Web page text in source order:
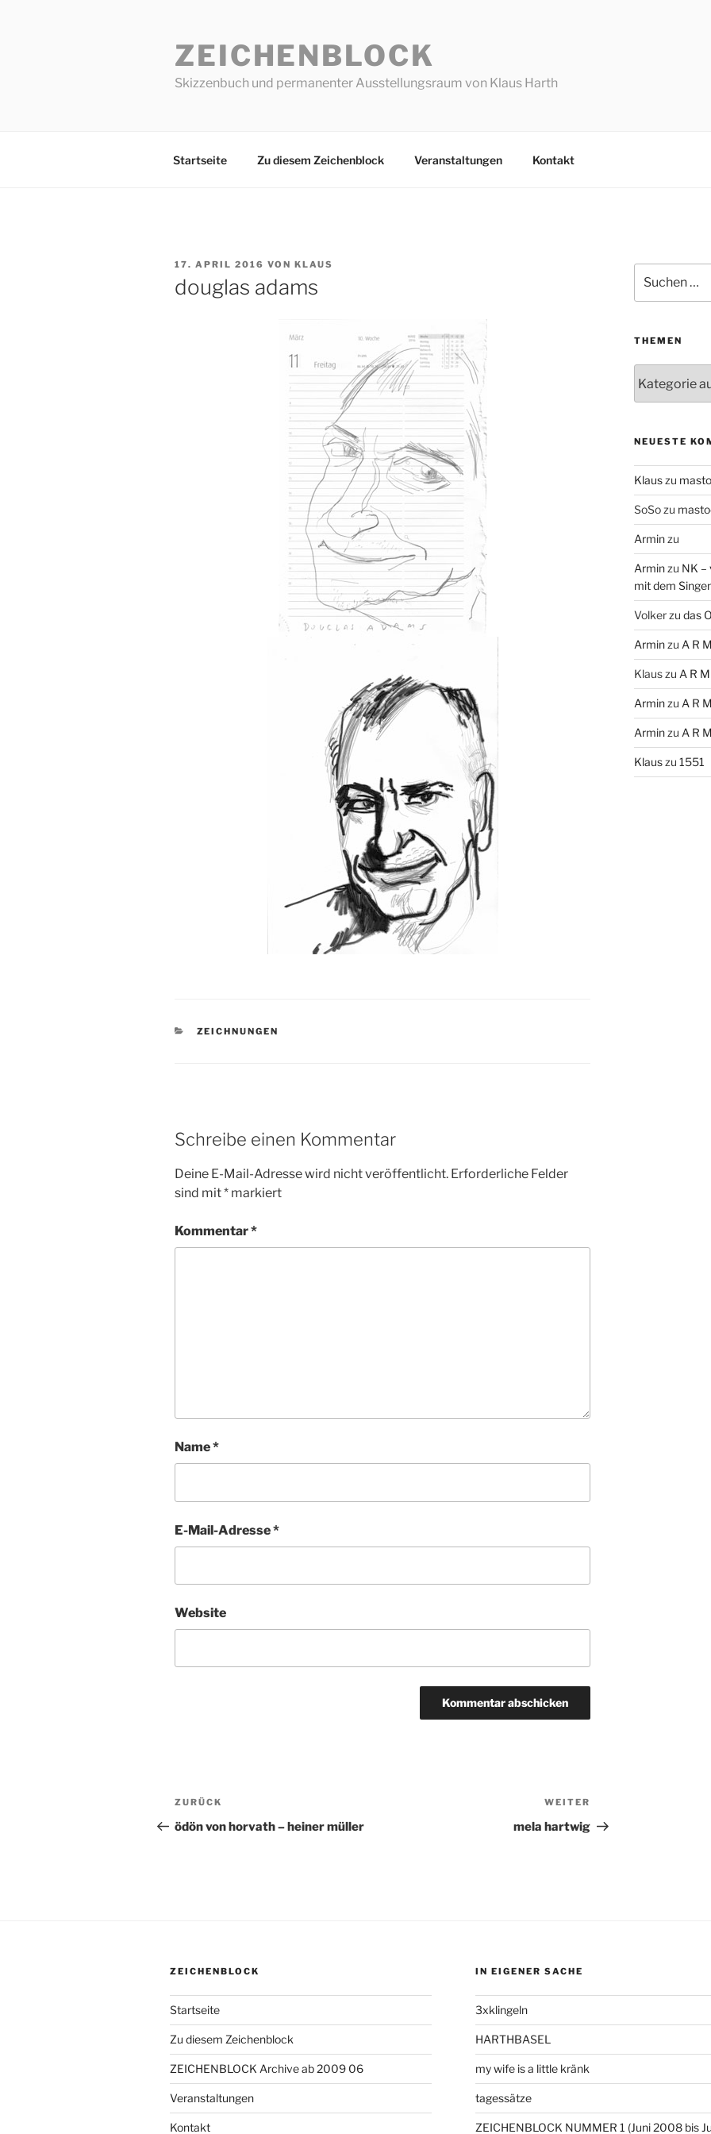
ZEICHENBLOCK
Skizzenbuch und permanenter Ausstellungsraum von Klaus Harth
Startseite Zu diesem Zeichenblock Veranstaltungen Kontakt
VERÖFFENTLICHT
AM
17. APRIL 2016 VON KLAUS
douglas adams
KATEGORIEN
ZEICHNUNGEN
Schreibe einen Kommentar
Deine E-Mail-Adresse wird nicht veröffentlicht. Erforderliche Felder
sind mit* markiert
Kommentar*
Name*
E-Mail-Adresse*
Website
Beitragsnavigation
Vorheriger
Beitrag
ZURÜCK
ödön von horvath – heiner müller
Beitrag
WEITER
mela hartwig
nach:
THEMEN
NEUESTE
Klauszu
SoSozu
Arminzu
Arminzu NK –
mit dem
Volkerzu das
Arminzu A R
Klauszu A R
Arminzu A R
Arminzu A R
Klauszu 1551
ZEICHENBLOCK
Startseite
Zu diesem Zeichenblock
ZEICHENBLOCK Archive ab 2009 06
Veranstaltungen
Kontakt
IN EIGENER SACHE
3xklingeln
HARTHBASEL
my wife is a little kränk
tagessätze
ZEICHENBLOCK NUMMER 1 (Juni 2008 bis